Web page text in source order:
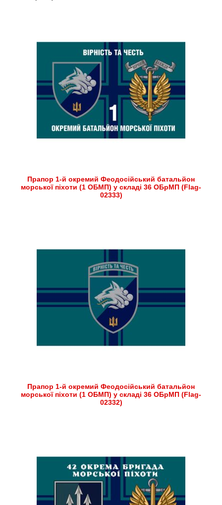
Прапор 1-й окремий Феодосійський батальйон
морської піхоти (1 ОБМП) у складі 36 ОБрМП (Flag-
02333)
Прапор 1-й окремий Феодосійський батальйон
морської піхоти (1 ОБМП) у складі 36 ОБрМП (Flag-
02332)